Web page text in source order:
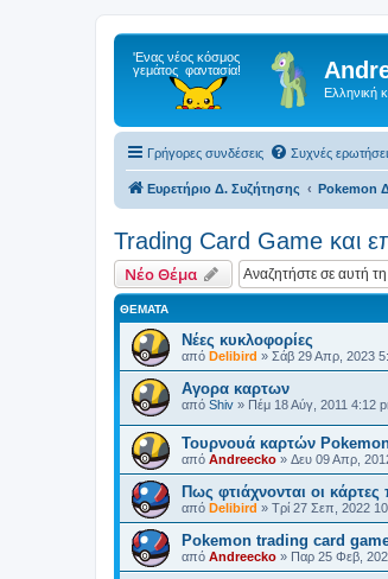
Ελληνική
Γρήγορες συνδέσεις Συχνές
Ευρετήριο Δ. Συζήτησης Pokemon
Trading Card Game και
Νέο Θέμα
ΘΈΜΑΤΑ
Νέες κυκλοφορίες
από Delibird » Σάβ 29 Απρ, 2023
Αγορα καρτων
από Shiv » Πέμ 18 Αύγ, 2011 4:12
Τουρνουά καρτών
από Andreecko » Δευ 09 Απρ,
Πως φτιάχνονται οι
από Delibird » Τρί 27 Σεπ, 2022
Pokemon trading card
από Andreecko » Παρ 25 Φεβ,